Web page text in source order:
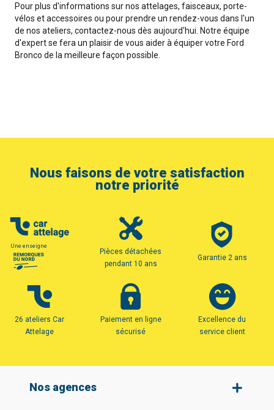
Pour plus d'informations sur nos attelages, faisceaux, porte-
vélos et accessoires ou pour prendre un rendez-vous dans l'un
de nos ateliers, contactez-nous dès aujourd'hui. Notre équipe
d'expert se fera un plaisir de vous aider à équiper votre Ford
Bronco de la meilleure façon possible.
Nous faisons de votre satisfaction
notre priorité
Une enseigne
Pièces détachées
pendant 10 ans
Garantie 2 ans
26 ateliers Car
Attelage
Paiement en ligne
sécurisé
Excellence du
service client
Nos agences